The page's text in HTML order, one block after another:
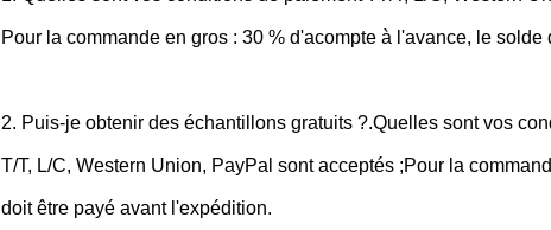
Pour la commande en gros : 30 % d'acompte à l'avance, le
2. Puis-je obtenir des échantillons gratuits ?.Quelles sont vos
T/T, L/C, Western Union, PayPal sont acceptés ;Pour la
doit être payé avant l'expédition.